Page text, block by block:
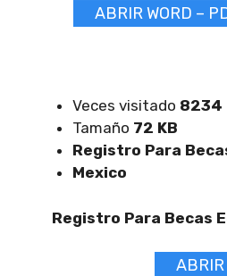
ABRIR WORD –
Veces visitado 8234
Tamaño 72 KB
Registro Para
Mexico
Registro Para Becas
ABRIR